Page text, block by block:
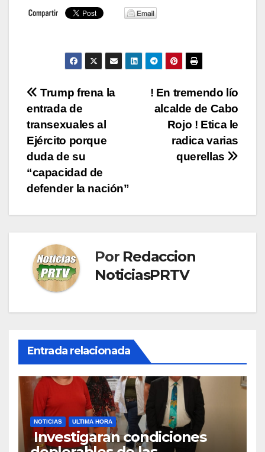
Navegación
de
entradas
! En tremendo lío
alcalde de Cabo
Rojo ! Etica le
radica varias
querellas
Trump frena la
entrada de
transexuales al
Ejército porque
duda de su
“capacidad de
defender la nación”
Por Redaccion
NoticiasPRTV
Entrada relacionada
NOTICIAS ULTIMA HORA
Investigaran condiciones